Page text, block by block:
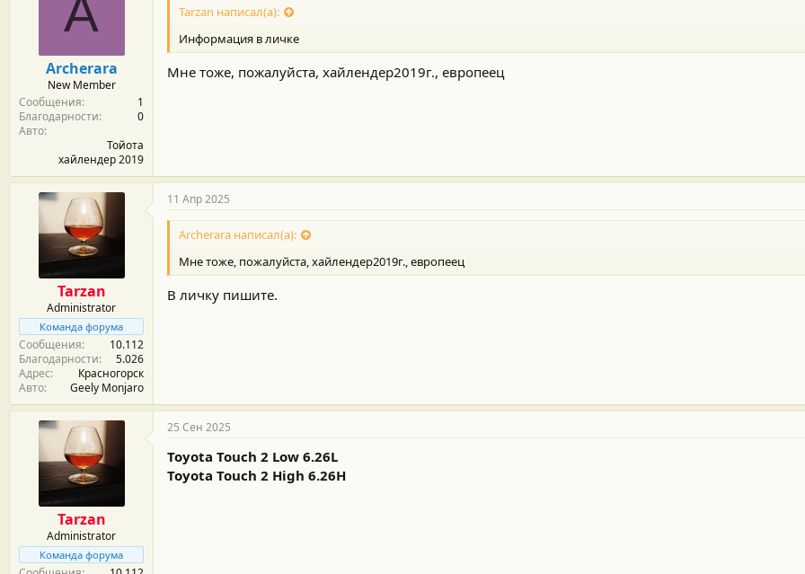
A
Archerara
New Member
Сообщения
1
Благодарности
0
Авто
Тойота
хайлендер 2019
Tarzan написал(а):
Информация в личке
Мне тоже, пожалуйста, хайлендер2019г., европеец
Tarzan
Administrator
Команда форума
Сообщения
10.112
Благодарности
5.026
Адрес
Красногорск
Авто
Geely Monjaro
11 Апр 2025
Archerara написал(а):
Мне тоже, пожалуйста, хайлендер2019г., европеец
В личку пишите.
Tarzan
Administrator
Команда форума
25 Сен 2025
Toyota Touch 2 Low 6.26L
Toyota Touch 2 High 6.26H